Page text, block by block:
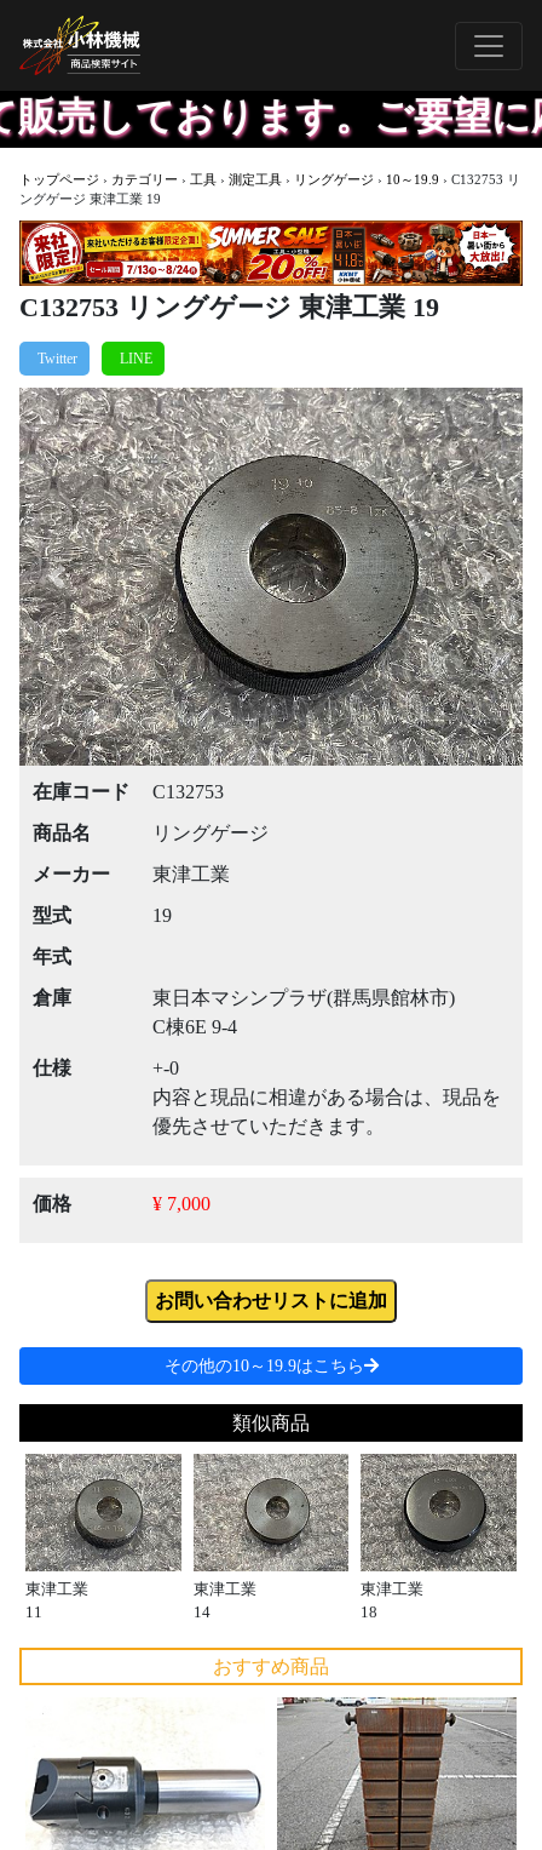
ております。ご要望に応
トップページ › カテゴリー › 工具 › 測定工具 › リングゲージ › 10～19.9 › C132753 リ
ングゲージ 東津工業 19
C132753 リングゲージ 東津工業 19
Previous Next
在庫コード
C132753
商品名
リングゲージ
メーカー
東津工業
型式
19
年式
倉庫
東日本マシンプラザ(群馬県館林市)
C棟6E 9-4
仕様
+-0
内容と現品に相違がある場合は、現品を
優先させていただきます。
価格 ¥ 7,000
お問い合わせリストに追加
その他の10～19.9はこちら
類似商品
東津工業
11
東津工業
14
東津工業
18
おすすめ商品